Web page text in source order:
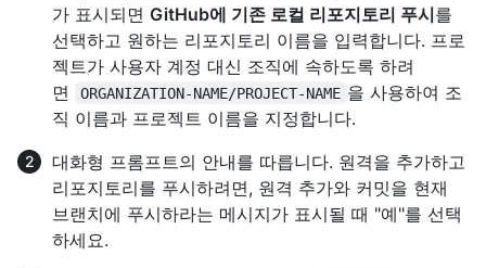
가 표시되면 GitHub에 기존 로컬 리포지토리 푸시를
선택하고 원하는 리포지토리 이름을 입력합니다. 프로
젝트가 사용자 계정 대신 조직에 속하도록 하려
면
ORGANIZATION-NAME/PROJECT-NAME 을 사용하여 조
직 이름과 프로젝트 이름을 지정합니다.
대화형 프롬프트의 안내를 따릅니다. 원격을 추가하고
리포지토리를 푸시하려면, 원격 추가와 커밋을 현재
브랜치에 푸시하라는 메시지가 표시될 때 "예"를 선택
하세요.